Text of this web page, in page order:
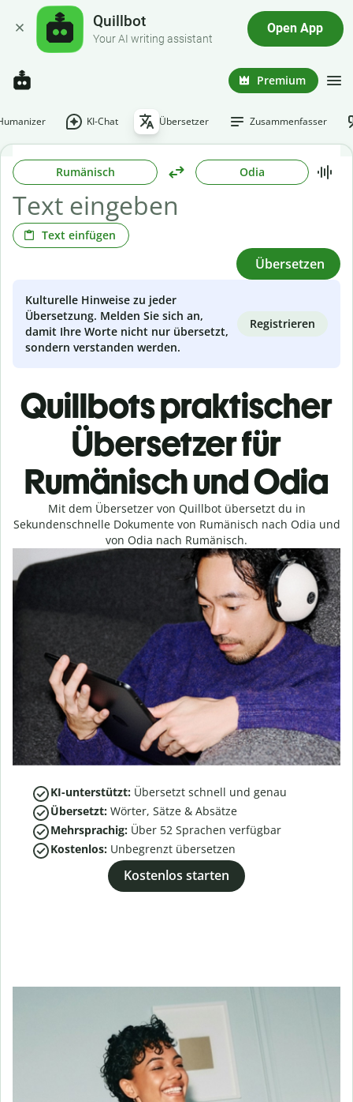
Quillbot
Your AI writing assistant
Open App
Premium
KI-Chat Übersetzer Zusammenfasser
Rumänisch Odia
Text einfügen
Übersetzen
Kulturelle Hinweise zu jeder
Übersetzung. Melden Sie sich an,
damit Ihre Worte nicht nur übersetzt,
sondern verstanden werden.
Registrieren
Quillbots praktischer
Übersetzer für
Rumänisch und Odia
Mit dem Übersetzer von Quillbot übersetzt du in
Sekundenschnelle Dokumente von Rumänisch nach Odia und
von Odia nach Rumänisch.
KI-unterstützt: Übersetzt schnell und genau
Übersetzt: Wörter, Sätze & Absätze
Mehrsprachig: Über 52 Sprachen verfügbar
Kostenlos: Unbegrenzt übersetzen
Kostenlos starten